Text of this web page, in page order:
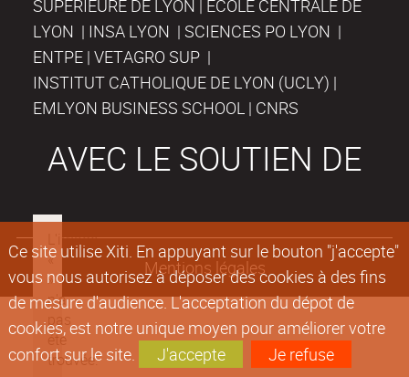
Ce site utilise Xiti. En appuyant sur le bouton "j'accepte"
vous nous autorisez à déposer des cookies à des fins
de mesure d'audience. L'acceptation du dépot de
cookies, est notre unique moyen pour améliorer votre
confort sur le site.
J'accepte Je refuse
SUPÉRIEURE DE LYON | ÉCOLE CENTRALE DE
LYON | INSA LYON | SCIENCES PO LYON |
ENTPE | VETAGRO SUP |
INSTITUT CATHOLIQUE DE LYON (UCLY) |
EMLYON BUSINESS SCHOOL | CNRS
AVEC LE SOUTIEN DE
Mentions légales